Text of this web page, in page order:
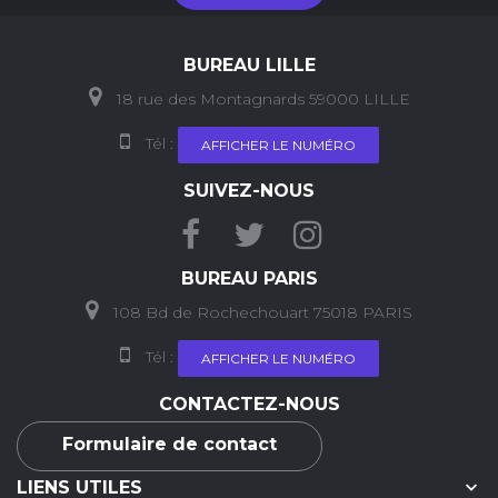
BUREAU LILLE
18 rue des Montagnards 59000 LILLE
Tél : AFFICHER LE NUMÉRO
SUIVEZ-NOUS
BUREAU PARIS
108 Bd de Rochechouart 75018 PARIS
Tél : AFFICHER LE NUMÉRO
CONTACTEZ-NOUS
Formulaire de contact
LIENS UTILES 